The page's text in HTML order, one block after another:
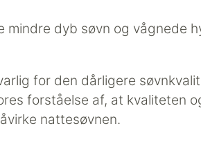
dyb søvn og vågnede
for den dårligere
forståelse af, at kvaliteten
nattesøvnen.